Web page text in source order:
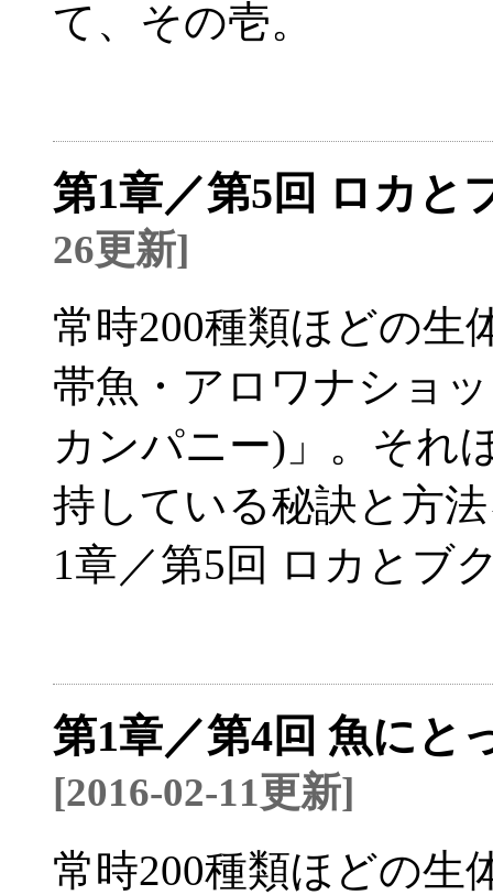
て、その壱。
第1章／第5回 ロカ
26更新]
常時200種類ほどの生
帯魚・アロワナショ
カンパニー)」。それ
持している秘訣と方
1章／第5回 ロカとブ
第1章／第4回 魚に
[2016-02-11更新]
常時200種類ほどの生